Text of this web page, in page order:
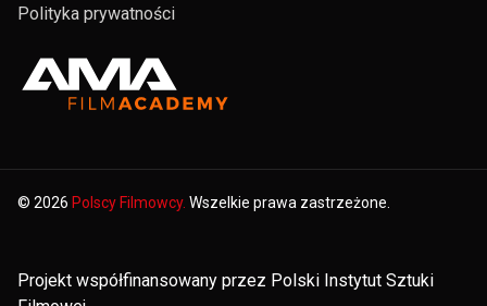
Polityka prywatności
© 2026 Polscy Filmowcy. Wszelkie prawa zastrzeżone.
Projekt współfinansowany przez Polski Instytut Sztuki